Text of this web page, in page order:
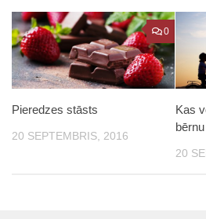
0
Pieredzes stāsts
20 SEPTEMBRIS, 2016
Kas
20